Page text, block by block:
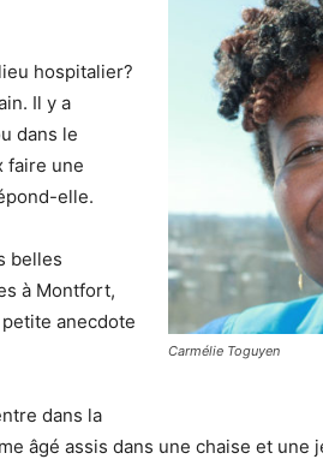
Carmélie Toguyen
hospitalier?
Il y a
dans le
faire une
elle.
belles
à Montfort,
anecdote
dans la
âgé assis dans une chaise et une